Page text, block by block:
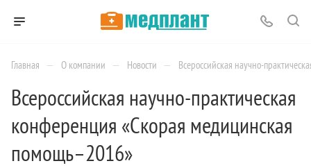
Главная — О компании — Новости — Всероссийская научно-
Всероссийская научно-практическая
конференция «Скорая медицинская
помощь–2016»